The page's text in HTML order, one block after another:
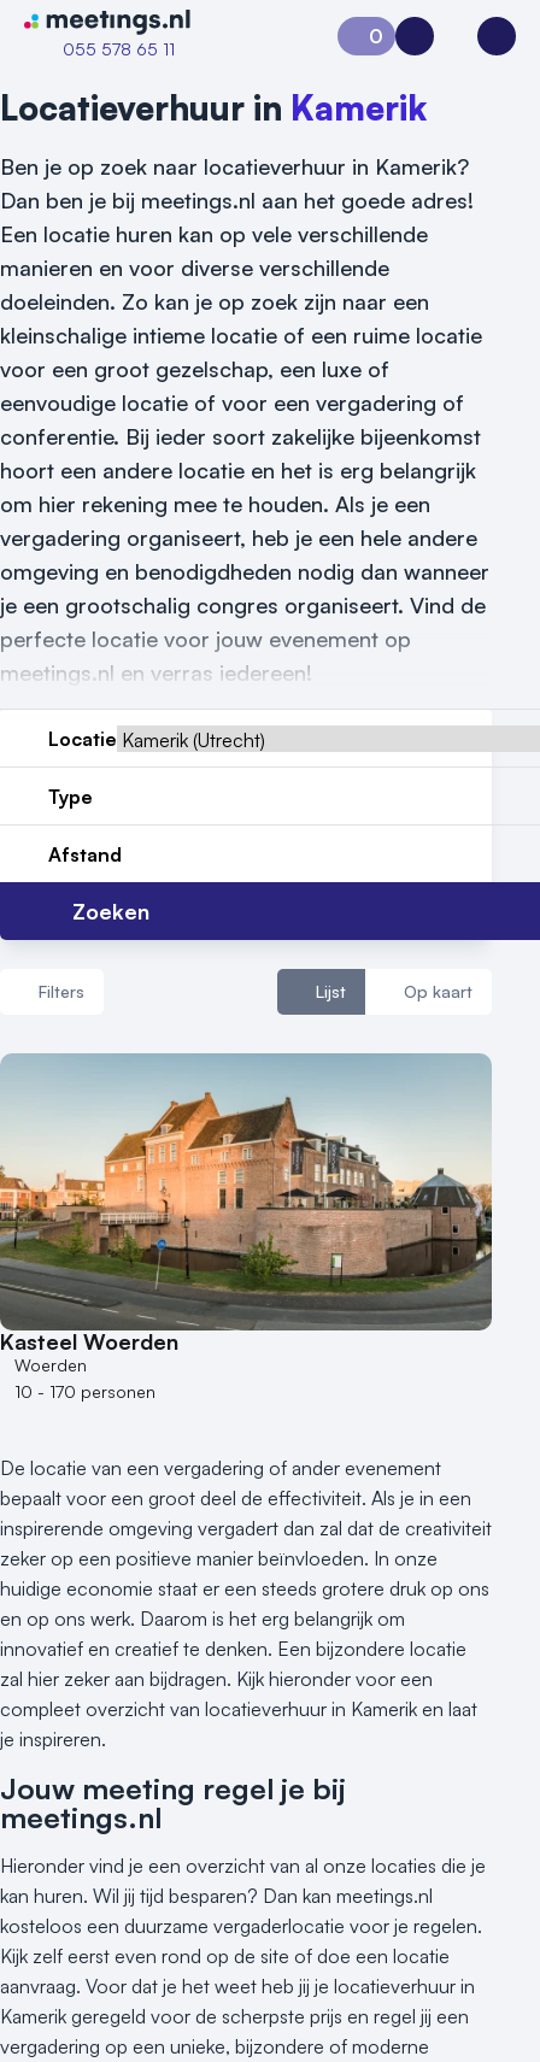
Naar home van Meetings
055 578 65 11
Vraag locatie aan
Locatiegids
Meld locatie aan
Nieuws
Reviews (5⭐️)
Contact
0
Aanvraag 0Inloggen
Locatieverhuur in Kamerik
Ben je op zoek naar locatieverhuur in Kamerik?
Dan ben je bij meetings.nl aan het goede adres!
Een locatie huren kan op vele verschillende
manieren en voor diverse verschillende
doeleinden. Zo kan je op zoek zijn naar een
kleinschalige intieme locatie of een ruime locatie
voor een groot gezelschap, een luxe of
eenvoudige locatie of voor een vergadering of
conferentie. Bij ieder soort zakelijke bijeenkomst
hoort een andere locatie en het is erg belangrijk
om hier rekening mee te houden. Als je een
vergadering organiseert, heb je een hele andere
omgeving en benodigdheden nodig dan wanneer
je een grootschalig congres organiseert. Vind de
perfecte locatie voor jouw evenement op
meetings.nl en verras iedereen!
Locatie
Type
Afstand
Zoeken
Filters Lijst Op kaart
1 - 5 zalen
6 - 10 zalen
10 of meer zalen
Aantal personen
1 - 50 personen
50 - 100 personen
100 - 250 personen
250 - 500 personen
Buitenlocatie
Duurzame locatie
Groene locatie
Heisessie
Hotel
Hybride events
Industriële locatie
Kasteel en landgoed
Kleine / intieme locatie
Locaties aan zee
Museum
Theater
Varende locatie
Kasteel Woerden
Woerden
10 - 170 personen
De locatie van een vergadering of ander evenement
bepaalt voor een groot deel de effectiviteit. Als je in een
inspirerende omgeving vergadert dan zal dat de creativiteit
zeker op een positieve manier beïnvloeden. In onze
huidige economie staat er een steeds grotere druk op ons
en op ons werk. Daarom is het erg belangrijk om
innovatief en creatief te denken. Een bijzondere locatie
zal hier zeker aan bijdragen. Kijk hieronder voor een
compleet overzicht van locatieverhuur in Kamerik en laat
je inspireren.
Jouw meeting regel je bij
meetings.nl
Hieronder vind je een overzicht van al onze locaties die je
kan huren. Wil jij tijd besparen? Dan kan meetings.nl
kosteloos een duurzame vergaderlocatie voor je regelen.
Kijk zelf eerst even rond op de site of doe een locatie
aanvraag. Voor dat je het weet heb jij je locatieverhuur in
Kamerik geregeld voor de scherpste prijs en regel jij een
vergadering op een unieke, bijzondere of moderne